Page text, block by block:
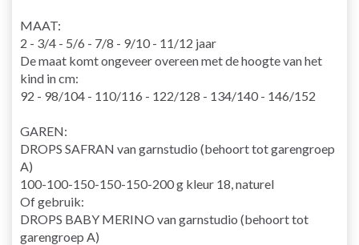
MAAT:
2 - 3/4 - 5/6 - 7/8 - 9/10 - 11/12 jaar
De maat komt ongeveer overeen met de hoogte van het
kind in cm:
92 - 98/104 - 110/116 - 122/128 - 134/140 - 146/152
GAREN:
DROPS SAFRAN van garnstudio (behoort tot garengroep
A)
100-100-150-150-150-200 g kleur 18, naturel
Of gebruik:
DROPS BABY MERINO van garnstudio (behoort tot
garengroep A)